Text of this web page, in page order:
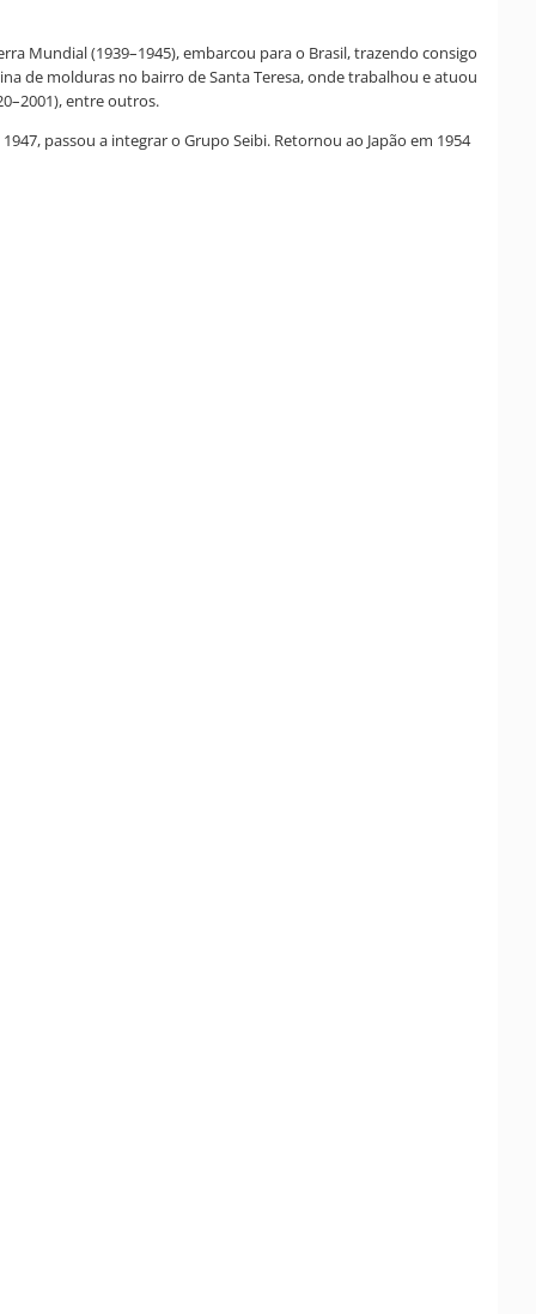
Mundial (1939–1945), embarcou para o Brasil, trazendo consigo
de molduras no bairro de Santa Teresa, onde trabalhou e atuou
entre outros.
passou a integrar o Grupo Seibi. Retornou ao Japão em 1954